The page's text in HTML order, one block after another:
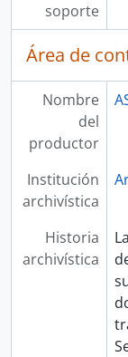
soporte
Área de
Nombre
del
productor
Institución
archivística
Historia
archivística